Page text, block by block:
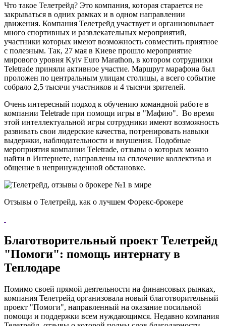
Что такое Телетрейд? Это компания, которая старается не
закрываться в одних рамках и в одном направлении
движения. Компания Телетрейд участвует и организовывает
много спортивных и развлекательных мероприятий,
участники которых имеют возможность совместить приятное
с полезным. Так, 27 мая в Киеве прошло мероприятие
мирового уровня Kyiv Euro Marathon, в котором сотрудники
Teletrade приняли активное участие. Маршрут марафона был
проложен по центральным улицам столицы, а всего событие
собрало 2,5 тысячи участников и 4 тысячи зрителей.
Очень интересный подход к обучению командной работе в
компании Teletrade при помощи игры в "Мафию". Во время
этой интеллектуальной игры сотрудники имеют возможность
развивать свои лидерские качества, потренировать навыки
выдержки, наблюдательности и внушения. Подобные
мероприятия компании Teletrade, отзывы о которых можно
найти в Интернете, направлены на сплочение коллектива и
общение в непринужденной обстановке.
Отзывы о Телетрейд, как о лучшем Форекс-брокере
Благотворительный проект Телетрейд
"Помоги": помощь интернату в
Теплодаре
Помимо своей прямой деятельности на финансовых рынках,
компания Телетрейд организовала новый благотворительный
проект "Помоги", направленный на оказание посильной
помощи и поддержки всем нуждающимся. Недавно компания